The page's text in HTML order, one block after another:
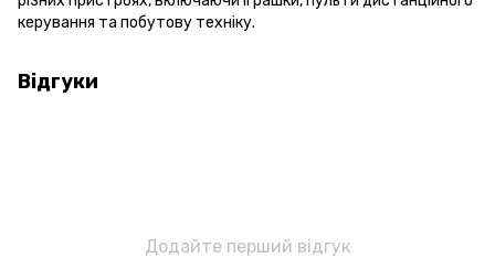
керування та побутову техніку.
Відгуки
Додайте перший відгук